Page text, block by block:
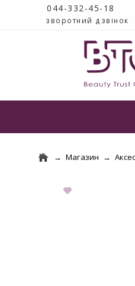
044-332-45-18
зворотний дзвінок
Магазин